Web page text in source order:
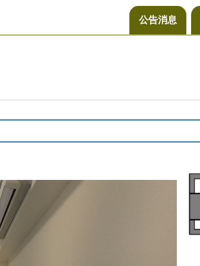
公告消息